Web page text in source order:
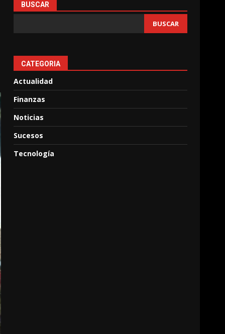
BUSCAR
BUSCAR
CATEGORIA
Actualidad
Finanzas
Noticias
Sucesos
Tecnología